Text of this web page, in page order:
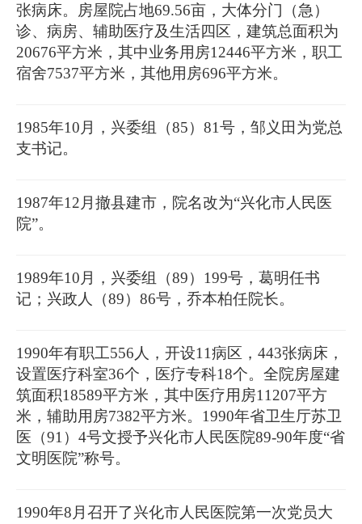
张病床。房屋院占地69.56亩，大体分门（急）
诊、病房、辅助医疗及生活四区，建筑总面积为
20676平方米，其中业务用房12446平方米，职工
宿舍7537平方米，其他用房696平方米。
1985年10月，兴委组（85）81号，邹义田为党总
支书记。
1987年12月撤县建市，院名改为“兴化市人民医
院”。
1989年10月，兴委组（89）199号，葛明任书
记；兴政人（89）86号，乔本柏任院长。
1990年有职工556人，开设11病区，443张病床，
设置医疗科室36个，医疗专科18个。全院房屋建
筑面积18589平方米，其中医疗用房11207平方
米，辅助用房7382平方米。1990年省卫生厅苏卫
医（91）4号文授予兴化市人民医院89-90年度“省
文明医院”称号。
1990年8月召开了兴化市人民医院第一次党员大